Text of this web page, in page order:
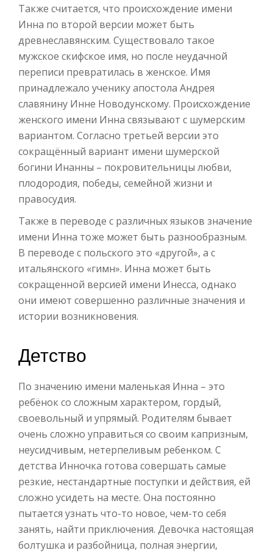
Также считается, что происхождение имени
Инна по второй версии может быть
древнеславянским. Существовало такое
мужское скифское имя, но после неудачной
переписи превратилась в женское. Имя
принадлежало ученику апостола Андрея
славянину Инне Новодунскому. Происхождение
женского имени Инна связывают с шумерским
вариантом. Согласно третьей версии это
сокращённый вариант имени шумерской
богини Инанны – покровительницы любви,
плодородия, победы, семейной жизни и
правосудия.
Также в переводе с различных языков значение
имени Инна тоже может быть разнообразным.
В переводе с польского это «другой», а с
итальянского «гимн». Инна может быть
сокращенной версией имени Инесса, однако
они имеют совершенно различные значения и
истории возникновения.
Детство
По значению имени маленькая Инна – это
ребёнок со сложным характером, гордый,
своевольный и упрямый. Родителям бывает
очень сложно управиться со своим капризным,
неусидчивым, нетерпеливым ребенком. С
детства Инночка готова совершать самые
резкие, нестандартные поступки и действия, ей
сложно усидеть на месте. Она постоянно
пытается узнать что-то новое, чем-то себя
занять, найти приключения. Девочка настоящая
болтушка и разбойница, полная энергии,